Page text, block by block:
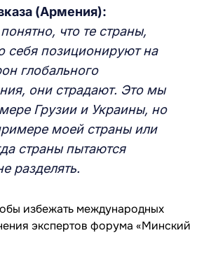
(Армения):
что те страны,
себя позиционируют на
глобального
они страдают. Это мы
Грузии и Украины, но
моей страны или
страны пытаются
разделять.